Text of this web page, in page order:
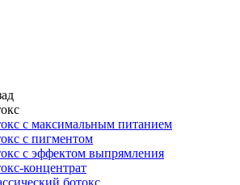
с максимальным питанием
с пигментом
с эффектом выпрямления
концентрат
ботокс